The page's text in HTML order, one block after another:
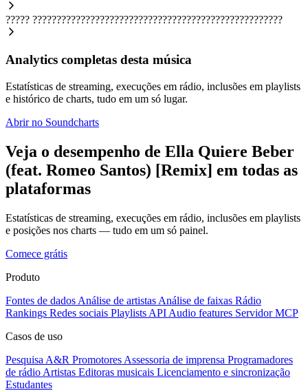
????? ????????????????????????????????????????????????????
Analytics completas desta música
Estatísticas de streaming, execuções em rádio, inclusões em playlists
e histórico de charts, tudo em um só lugar.
Abrir no Soundcharts
Veja o desempenho de Ella Quiere Beber
(feat. Romeo Santos) [Remix] em todas as
plataformas
Estatísticas de streaming, execuções em rádio, inclusões em playlists
e posições nos charts — tudo em um só painel.
Comece grátis
Produto
Fontes de dados Análise de artistas Análise de faixas Rádio
Rankings Redes sociais Playlists API Audio features Servidor MCP
Casos de uso
Pesquisa A&R Promotores Assessoria de imprensa Programadores
de rádio Artistas Editoras musicais Licenciamento e sincronização
Estudantes